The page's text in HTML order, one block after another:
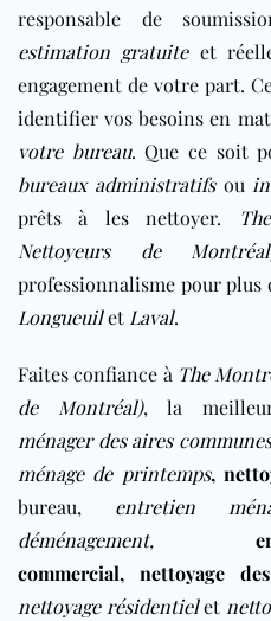
responsable de
estimation gratuiteet
engagement de votre part.
identifier vos besoins en
votre bureau. Que ce soit
bureaux administratifsou
prêts à les nettoyer.
Nettoyeurs de
professionnalisme pour plus
Longueuilet Laval.
Faites confiance à The
de Montréal), la
ménager des aires
ménage de printemps,
bureau, entretien
déménagement,
commercial, nettoyage
nettoyage résidentielet